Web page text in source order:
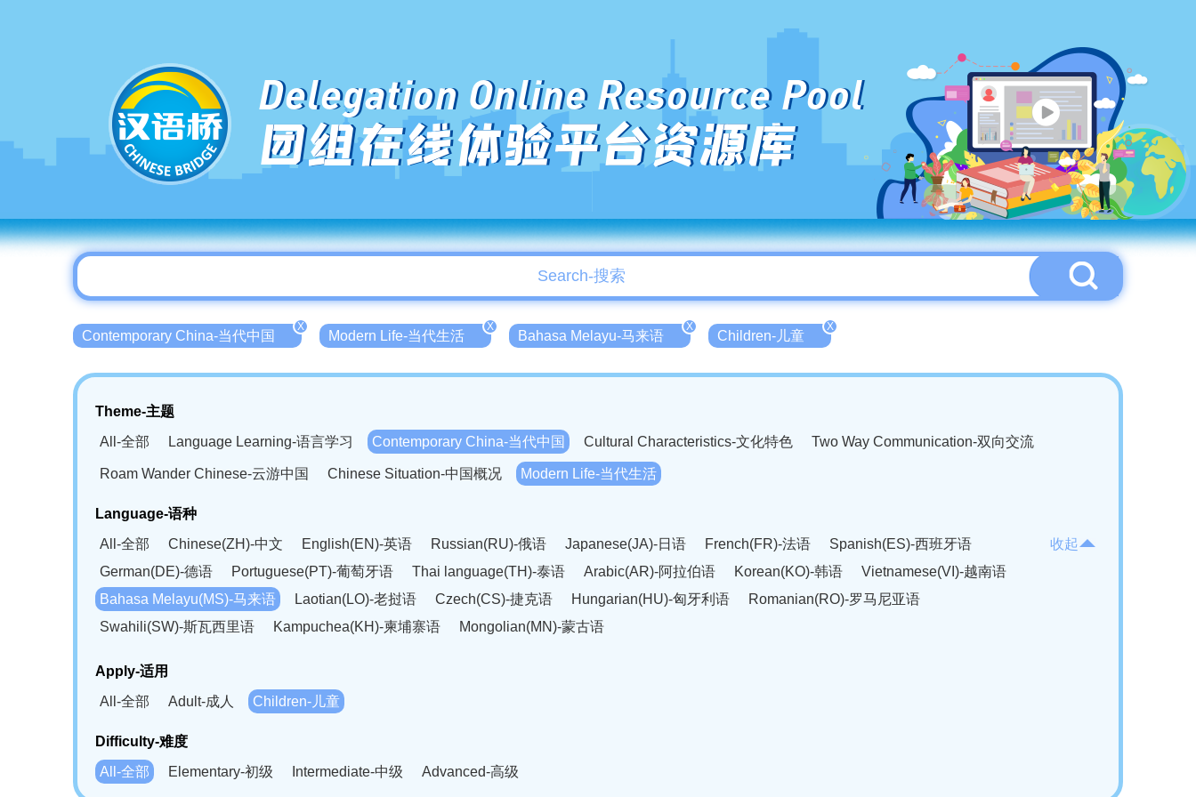
Delegation Online Resource Pool
团组在线体验平台资源库
Contemporary China-当代中国
X
Modern Life-当代生活
X
Bahasa Melayu-马来语
X
Children-儿童
X
Theme-主题
All-全部
Language Learning-语言学习 Contemporary China-当代中国 Cultural Characteristics-文化特色 Two Way Communication-双向交流
Roam Wander Chinese-云游中国 Chinese Situation-中国概况 Modern Life-当代生活
Language-语种
All-全部
Chinese(ZH)-中文 English(EN)-英语 Russian(RU)-俄语 Japanese(JA)-日语 French(FR)-法语
Spanish(ES)-西班牙语
German(DE)-德语
Portuguese(PT)-葡萄牙语 Thai language(TH)-泰语 Arabic(AR)-阿拉伯语 Korean(KO)-韩语
Vietnamese(VI)-越南语
Bahasa Melayu(MS)-马来语
Laotian(LO)-老挝语 Czech(CS)-捷克语 Hungarian(HU)-匈牙利语
Romanian(RO)-罗马尼亚语
Swahili(SW)-斯瓦西里语
Kampuchea(KH)-柬埔寨语 Mongolian(MN)-蒙古语
收起
Apply-适用
All-全部
Adult-成人 Children-儿童
Difficulty-难度
All-全部
Elementary-初级 Intermediate-中级 Advanced-高级